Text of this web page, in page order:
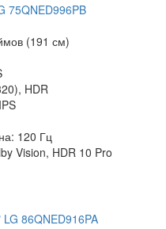
75QNED996PB
(191 см)
HDR
120 Гц
Vision, HDR 10 Pro